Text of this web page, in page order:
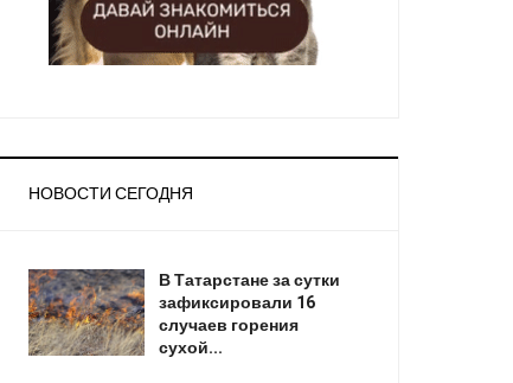
НОВОСТИ СЕГОДНЯ
В Татарстане за сутки
зафиксировали 16
случаев горения
сухой...